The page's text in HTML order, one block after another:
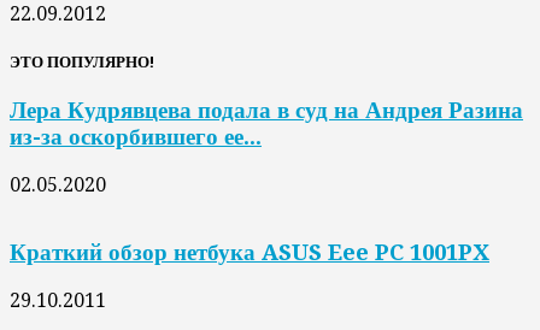
22.09.2012
ЭТО ПОПУЛЯРНО!
Лера Кудрявцева подала в суд на Андрея Разина
из-за оскорбившего ее...
02.05.2020
Краткий обзор нетбука ASUS Eee PC 1001PX
29.10.2011